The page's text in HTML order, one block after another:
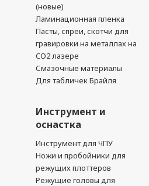
(новые)
Ламинационная пленка
Пасты, спреи, скотчи для
гравировки на металлах на
CO2 лазере
Смазочные материалы
Для табличек Брайля
Инструмент и
оснастка
Инструмент для ЧПУ
Ножи и пробойники для
режущих плоттеров
Режущие головы для